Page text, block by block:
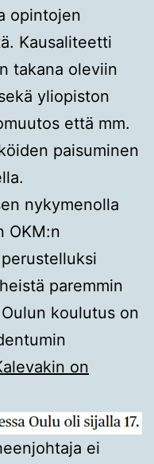
opintojen
Kausaliteetti
takana oleviin
yliopiston
että mm.
paisuminen
nykymenolla
OKM:n
paremmin
koulutus on
on
ei